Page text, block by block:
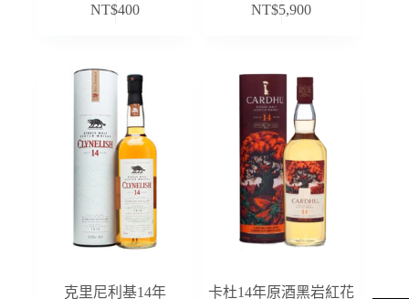
NT$400 NT$5,900
克里尼利基14年 卡杜14年原酒黑岩紅花